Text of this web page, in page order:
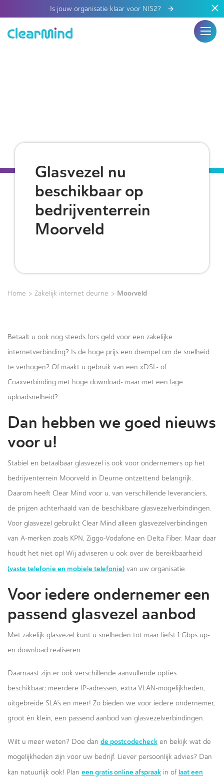
Is jouw organisatie klaar voor NIS2?
Glasvezel nu
beschikbaar op
bedrijventerrein
Moorveld
Home > Zakelijk internet deurne > Moorveld
Betaalt u ook nog steeds fors geld voor een zakelijke
internetverbinding? Is de hoge prijs een drempel om de snelheid
te verhogen? Of maakt u gebruik van een xDSL- of
Coaxverbinding met hoge download- maar met een lage
uploadsnelheid?
Dan hebben we goed nieuws
voor u!
Stabiel en betaalbaar glasvezel is ook voor ondernemers op het
bedrijventerrein Moorveld in Deurne ontzettend belangrijk.
Daarom heeft Clear Mind voor u, van verschillende leveranciers,
de prijzen achterhaald van de beschikbare glasvezelverbindingen.
Voor glasvezel gebruikt Clear Mind alleen glasvezelverbindingen
van A-merken zoals KPN, Ziggo-Vodafone en Delta Fiber. Maar daar
houdt het niet op! Wij adviseren u ook over de bereikbaarheid
(vaste telefonie en mobiele telefonie) van uw organisatie.
Voor iedere ondernemer een
passend glasvezel aanbod
Met zakelijk glasvezel kunt u snelheden tot maar liefst 1 Gbps up-
en download realiseren.
Daarnaast zijn er ook verschillende aanvullende opties
beschikbaar; meerdere IP-adressen, extra VLAN-mogelijkheden,
uitgebreide SLA’s en meer! Zo bieden we voor iedere ondernemer,
groot én klein, een passend aanbod van glasvezelverbindingen.
Wilt u meer weten? Doe dan de postcodecheck en bekijk wat de
mogelijkheden zijn voor uw bedrijf. Liever persoonlijk advies? Dan
kan natuurlijk ook! Plan een gratis online afspraak in of laat een